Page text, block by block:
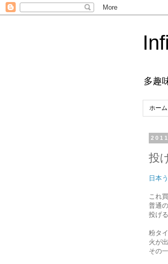
多趣
ホーム
投
日本
これ
普通
投げ
粉タ
火が
その